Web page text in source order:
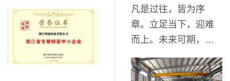
凡是过往，皆为序
章。立足当下，迎难
而上。未来可期，砥